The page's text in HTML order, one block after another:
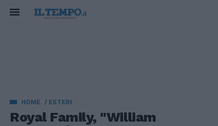
HOME ESTERI
Royal Family, "William